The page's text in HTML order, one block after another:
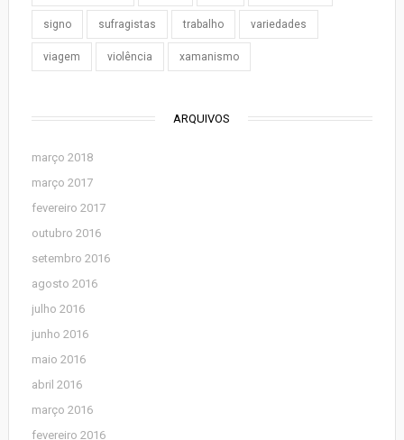
signo sufragistas trabalho variedades
viagem violência xamanismo
ARQUIVOS
março 2018
março 2017
fevereiro 2017
outubro 2016
setembro 2016
agosto 2016
julho 2016
junho 2016
maio 2016
abril 2016
março 2016
fevereiro 2016